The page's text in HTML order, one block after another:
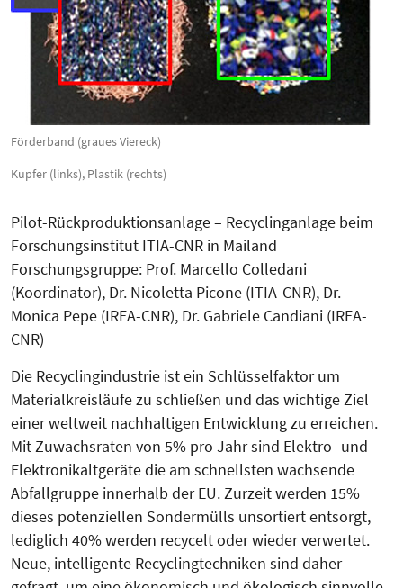
Förderband (graues Viereck)
Kupfer (links), Plastik (rechts)
Pilot-Rückproduktionsanlage – Recyclinganlage beim
Forschungs­institut ITIA-CNR in Mailand
Forschungsgruppe: Prof. Marcello Colledani
(Koordinator), Dr. Nicoletta Picone (ITIA-CNR), Dr.
Monica Pepe (IREA-CNR), Dr. Gabriele Candiani (IREA-
CNR)
Die Recyclingindustrie ist ein Schlüssel­faktor um
Materialkreisläufe zu schließen und das wichtige Ziel
einer weltweit nachhaltigen Entwicklung zu erreichen.
Mit Zuwachsraten von 5% pro Jahr sind Elektro- und
Elektro­nik­altgeräte die am schnellsten wachsende
Abfallgruppe innerhalb der EU. Zurzeit werden 15%
dieses potenziellen Sondermülls unsortiert entsorgt,
lediglich 40% werden recycelt oder wieder verwertet.
Neue, intelligente Recyclingtechniken sind daher